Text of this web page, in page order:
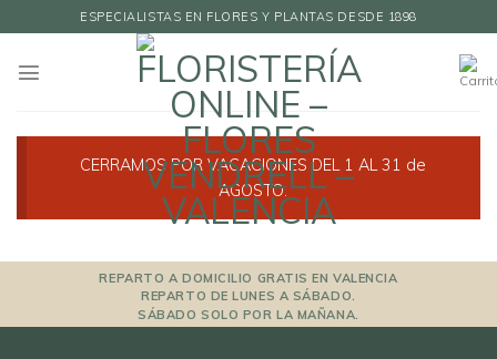
to
content
ESPECIALISTAS EN FLORES Y PLANTAS DESDE 1898
CERRAMOS POR VACACIONES DEL 1 AL 31 de
AGOSTO.
REPARTO A DOMICILIO GRATIS EN VALENCIA
REPARTO DE LUNES A SÁBADO.
SÁBADO SOLO POR LA MAÑANA.